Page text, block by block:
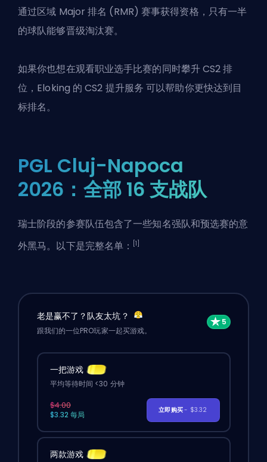
通过区域 Major 排名 (RMR) 赛事获得资格，只有一半
的球队能够晋级淘汰赛。
如果你也想在观看职业选手比赛的同时攀升 CS2 排
位，Eloking 的CS2 提升服务 可以帮助你更快达到目
标排名。
PGL Cluj-Napoca
2026：全部 16 支战队
瑞士阶段的参赛队伍包含了一些知名强队和预选赛的意
外黑马。以下是完整名单：
[1]
老是赢不了？队友太坑？
跟我们的一位PRO玩家一起买游戏。
一把游戏
平均等待时间 <30 分钟
$4.00
$3.32 每局
立即购买- $3.32
两款游戏